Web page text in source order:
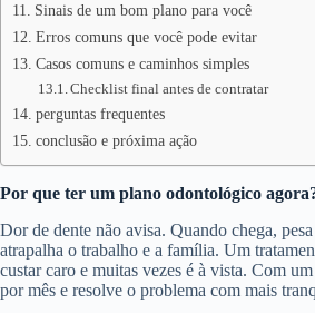
Sinais de um bom plano para você
Erros comuns que você pode evitar
Casos comuns e caminhos simples
Checklist final antes de contratar
perguntas frequentes
conclusão e próxima ação
Por que ter um plano odontológico
Dor de dente não avisa. Quando chega,
atrapalha o trabalho e a família. Um
custar caro e muitas vezes é à vista. Com
por mês e resolve o problema com mais